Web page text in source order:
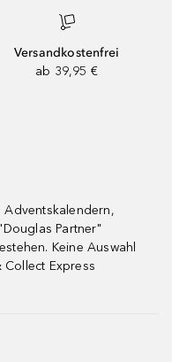
Versandkostenfrei
ab 39,95 €
Adventskalendern,
Partner"
Keine Auswahl
Express